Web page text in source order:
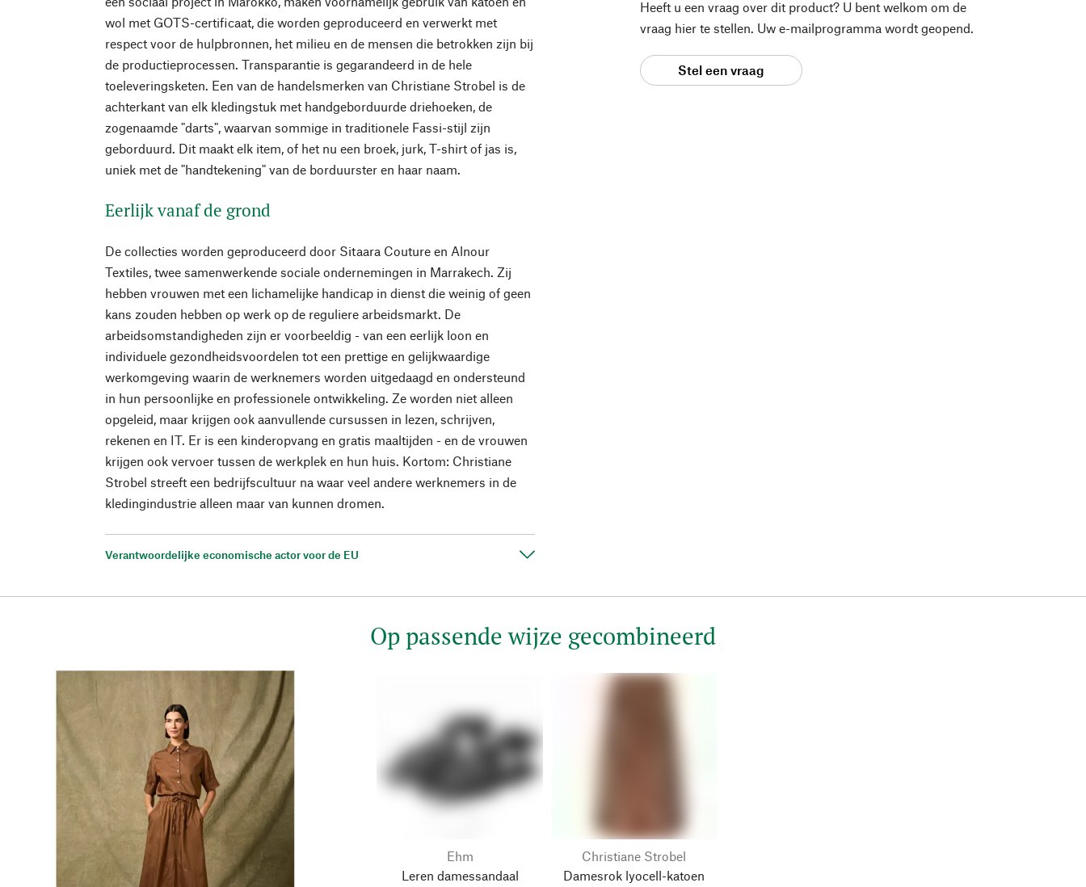
wol met GOTS-certificaat, die worden geproduceerd en verwerkt met
respect voor de hulpbronnen, het milieu en de mensen die betrokken zijn bij
de productieprocessen. Transparantie is gegarandeerd in de hele
toeleveringsketen. Een van de handelsmerken van Christiane Strobel is de
achterkant van elk kledingstuk met handgeborduurde driehoeken, de
zogenaamde "darts", waarvan sommige in traditionele Fassi-stijl zijn
geborduurd. Dit maakt elk item, of het nu een broek, jurk, T-shirt of jas is,
uniek met de "handtekening" van de borduurster en haar naam.
Eerlijk vanaf de grond
De collecties worden geproduceerd door Sitaara Couture en Alnour
Textiles, twee samenwerkende sociale ondernemingen in Marrakech. Zij
hebben vrouwen met een lichamelijke handicap in dienst die weinig of geen
kans zouden hebben op werk op de reguliere arbeidsmarkt. De
arbeidsomstandigheden zijn er voorbeeldig - van een eerlijk loon en
individuele gezondheidsvoordelen tot een prettige en gelijkwaardige
werkomgeving waarin de werknemers worden uitgedaagd en ondersteund
in hun persoonlijke en professionele ontwikkeling. Ze worden niet alleen
opgeleid, maar krijgen ook aanvullende cursussen in lezen, schrijven,
rekenen en IT. Er is een kinderopvang en gratis maaltijden - en de vrouwen
krijgen ook vervoer tussen de werkplek en hun huis. Kortom: Christiane
Strobel streeft een bedrijfscultuur na waar veel andere werknemers in de
kledingindustrie alleen maar van kunnen dromen.
Verantwoordelijke economische actor voor de EU
Heeft u een vraag over dit product? U bent welkom om de
vraag hier te stellen. Uw e-mailprogramma wordt geopend.
Stel een vraag
Op passende wijze gecombineerd
Ehm
Leren damessandaal
Christiane Strobel
Damesrok lyocell-katoen